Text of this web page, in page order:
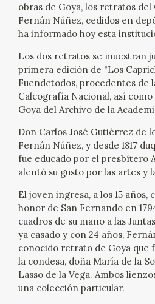
CONTACTO
PROGRAMACIÓN
ACTIVIDADES
SALA DE PRENSA
BLOG CUADERNO ITALIANO
FRANCISCO DE GOYA
obras de Goya, los retratos del
Fernán Núñez, cedidos en
ha informado hoy esta
Los dos retratos se muestran
primera edición de "Los
Fuendetodos, procedentes de
Calcografía Nacional, así
Goya del Archivo de la
Don Carlos José Gutiérrez de
Fernán Núñez, y desde 1817
fue educado por el presbítero
alentó su gusto por las artes y
El joven ingresa, a los 15 años,
honor de San Fernando en
cuadros de su mano a las
ya casado y con 24 años,
conocido retrato de Goya que
la condesa, doña María de la
Lasso de la Vega. Ambos
una colección particular.